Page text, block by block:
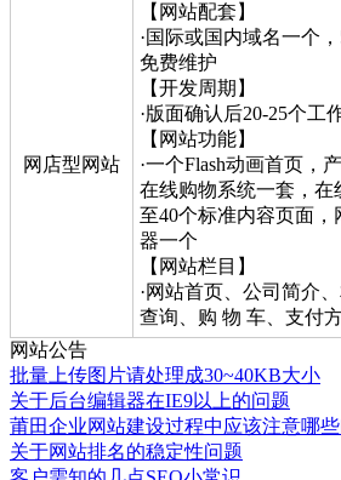
网店型网站
【网站配套】
·国际或国内域名一个
免费维护
【开发周期】
·版面确认后20-25个工
【网站功能】
·一个Flash动画首页，
在线购物系统一套，
至40个标准内容页面
器一个
【网站栏目】
·网站首页、公司简介
查询、购 物 车、支付
网站公告
批量上传图片请处理成30~40KB大小
关于后台编辑器在IE9以上的问题
莆田企业网站建设过程中应该注意哪
关于网站排名的稳定性问题